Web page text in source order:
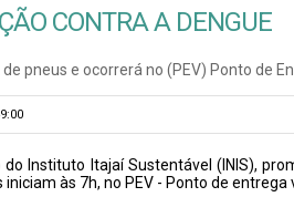
CONTRA A DENGUE
pneus e ocorrerá no (PEV) Ponto de
Instituto Itajaí Sustentável (INIS),
iniciam às 7h, no PEV - Ponto de